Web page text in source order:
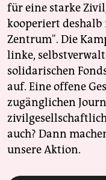
für eine starke
kooperiert
Zentrum". Die
linke,
solidarischen
auf. Eine offene
zugänglichen
auch? Dann
unsere Aktion.